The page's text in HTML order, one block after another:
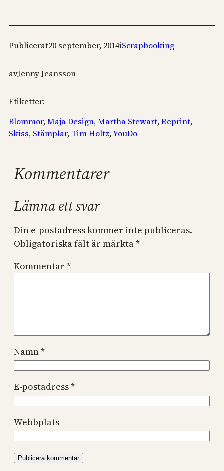
Publicerat20 september, 2014iScrapbooking
avJenny Jeansson
Etiketter:
Blommor, Maja Design, Martha Stewart, Reprint
Skiss, Stämplar, Tim Holtz, YouDo
Kommentarer
Lämna ett svar
Din e-postadress kommer inte publiceras.
Obligatoriska fält är märkta*
Kommentar *
Namn*
E-postadress*
Webbplats